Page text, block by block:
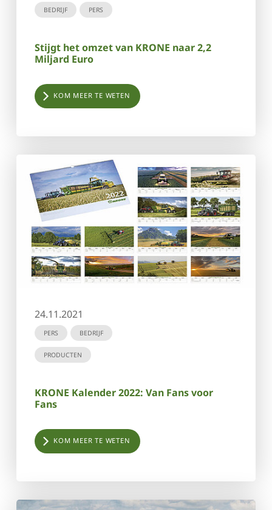
BEDRIJF PERS
Stijgt het omzet van KRONE naar 2,2
Miljard Euro
KOM MEER TE WETEN
24.11.2021
PERS BEDRIJF
PRODUCTEN
KRONE Kalender 2022: Van Fans voor
Fans
KOM MEER TE WETEN